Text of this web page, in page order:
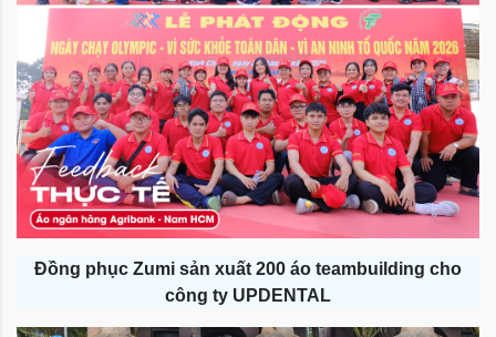
Đồng phục Zumi sản xuất 200 áo teambuilding cho
công ty UPDENTAL